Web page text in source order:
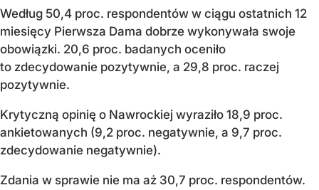
Według 50,4 proc. respondentów w ciągu ostatnich 12
miesięcy Pierwsza Dama dobrze wykonywała swoje
obowiązki. 20,6 proc. badanych oceniło
to zdecydowanie pozytywnie, a 29,8 proc. raczej
pozytywnie.
Krytyczną opinię o Nawrockiej wyraziło 18,9 proc.
ankietowanych (9,2 proc. negatywnie, a 9,7 proc.
zdecydowanie negatywnie).
Zdania w sprawie nie ma aż 30,7 proc. respondentów.